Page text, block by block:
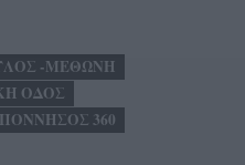
-ΜΕΘΩΝΗ
ΟΔΟΣ
360